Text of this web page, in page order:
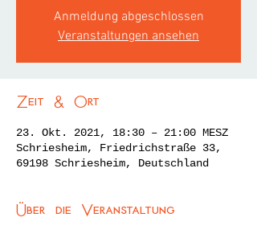
Anmeldung abgeschlossen
Veranstaltungen ansehen
Zeit & Ort
23. Okt. 2021, 18:30 – 21:00 MESZ
Schriesheim, Friedrichstraße 33,
69198 Schriesheim, Deutschland
Über die Veranstaltung